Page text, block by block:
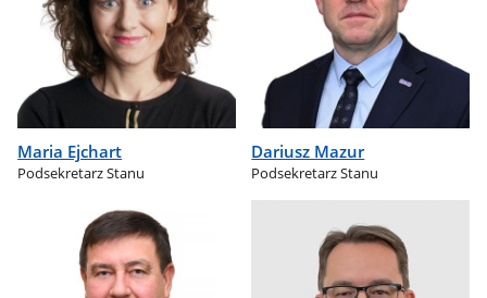
Maria Ejchart
Podsekretarz Stanu
Dariusz Mazur
Podsekretarz Stanu